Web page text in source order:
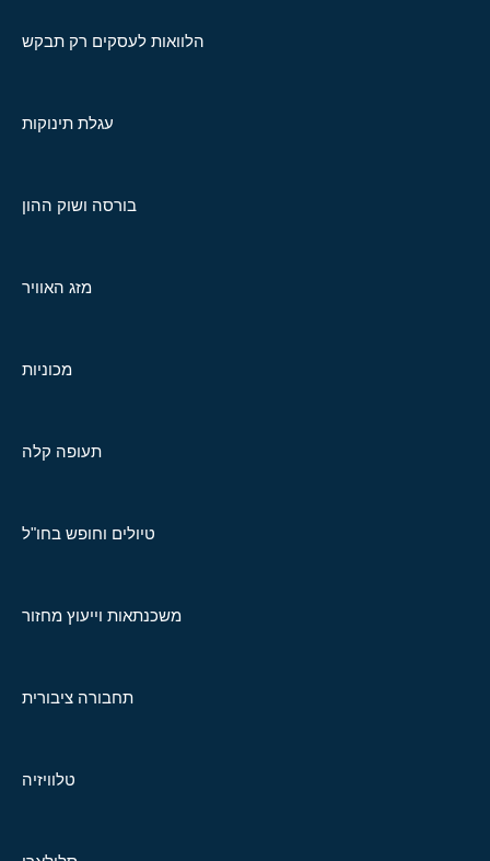
הלוואות לעסקים רק תבקש
עגלת תינוקות
בורסה ושוק ההון
מזג האוויר
מכוניות
תעופה קלה
טיולים וחופש בחו"ל
משכנתאות וייעוץ מחזור
תחבורה ציבורית
טלוויזיה